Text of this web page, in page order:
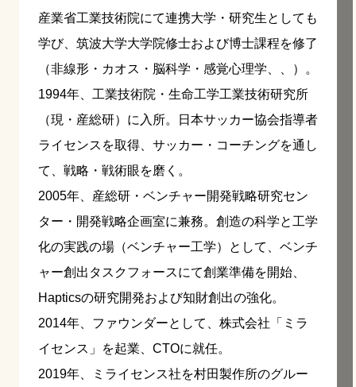
産業省工業技術院にて連携大学・研究生としても
学び、筑波大学大学院修士および博士課程を修了
（非線形・カオス・脳科学・感覚心理学、、）。
1994年、工業技術院・生命工学工業技術研究所
（現・産総研）に入所。日本サッカー協会指導者
ライセンスを取得、サッカー・コーチングを通し
て、戦略・戦術眼を磨く。
2005年、産総研・ベンチャー開発戦略研究セン
ター・開発戦略企画室に兼務。創造の科学と工学
化の実践の場（ベンチャー工学）として、ベンチ
ャー創出タスクフォースにて創業準備を開始、
Hapticsの研究開発および知財創出の強化。
2014年、ファウンダーとして、株式会社「ミラ
イセンス」を起業、CTOに就任。
2019年、ミライセンス社を村田製作所のグルー